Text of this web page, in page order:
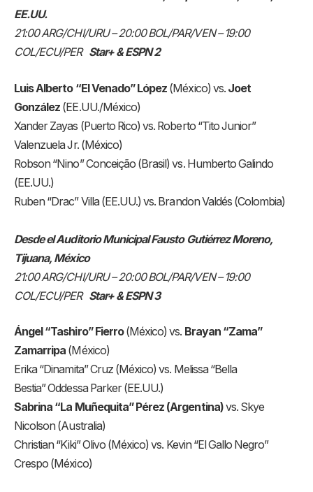
EE.UU.
21:00 ARG/CHI/URU – 20:00 BOL/PAR/VEN – 19:00
COL/ECU/PER Star+ & ESPN 2
Luis Alberto “El Venado” López (México) vs. Joet
González (EE.UU./México)
Xander Zayas (Puerto Rico) vs. Roberto “Tito Junior”
Valenzuela Jr. (México)
Robson “Nino” Conceição (Brasil) vs. Humberto Galindo
(EE.UU.)
Ruben “Drac” Villa (EE.UU.) vs. Brandon Valdés (Colombia)
Desde el Auditorio Municipal Fausto Gutiérrez Moreno,
Tijuana, México
21:00 ARG/CHI/URU – 20:00 BOL/PAR/VEN – 19:00
COL/ECU/PER Star+ & ESPN 3
Ángel “Tashiro” Fierro(México) vs. Brayan “Zama”
Zamarripa (México)
Erika “Dinamita” Cruz (México) vs. Melissa “Bella
Bestia” Oddessa Parker (EE.UU.)
Sabrina “La Muñequita” Pérez (Argentina)vs. Skye
Nicolson (Australia)
Christian “Kiki” Olivo (México) vs. Kevin “El Gallo Negro”
Crespo (México)